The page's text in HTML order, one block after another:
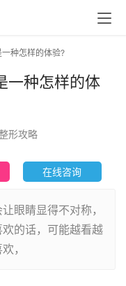
种怎样的体验?
一种怎样的体
整形攻略
在线咨询
眼睛显得不对称，
的话，可能越看越
，